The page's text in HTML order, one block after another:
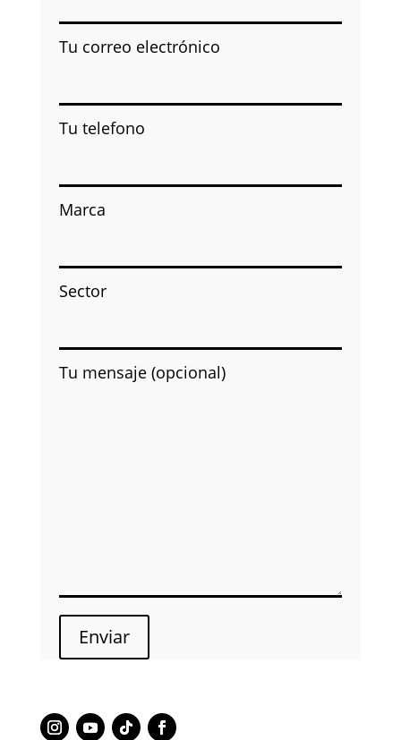
Tu correo electrónico
Tu telefono
Marca
Sector
Tu mensaje (opcional)
Enviar